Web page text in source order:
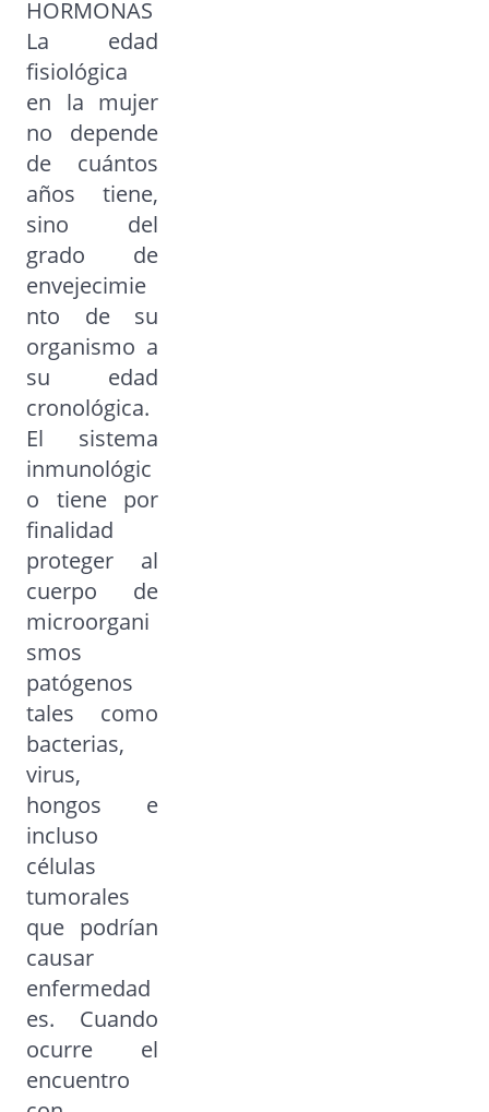
HORMONAS
La edad
fisiológica
en la mujer
no depende
de cuántos
años tiene,
sino del
grado de
envejecimie
nto de su
organismo a
su edad
cronológica.
El sistema
inmunológic
o tiene por
finalidad
proteger al
cuerpo de
microorgani
smos
patógenos
tales como
bacterias,
virus,
hongos e
incluso
células
tumorales
que podrían
causar
enfermedad
es. Cuando
ocurre el
encuentro